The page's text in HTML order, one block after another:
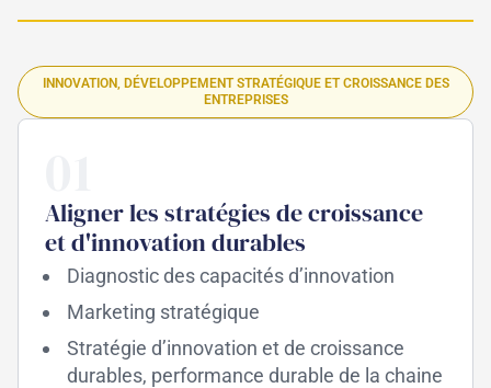
INNOVATION, DÉVELOPPEMENT STRATÉGIQUE ET CROISSANCE DES
ENTREPRISES
Aligner les stratégies de croissance
et d'innovation durables
Diagnostic des capacités d’innovation
Marketing stratégique
Stratégie d’innovation et de croissance
durables, performance durable de la chaine